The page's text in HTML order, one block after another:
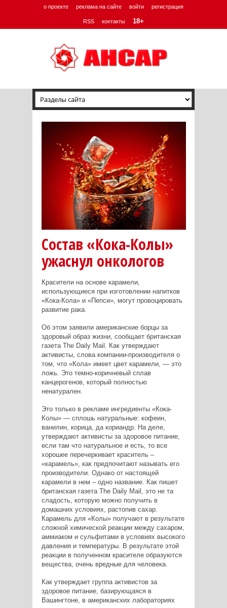
о проекте реклама на сайте войти регистрация
RSS контакты 18+
Состав «Кока-Колы»
ужаснул онкологов
Красители на основе карамели,
использующиеся при изготовлении напитков
«Кока-Кола» и «Пепси», могут провоцировать
развитие рака.
Об этом заявили американские борцы за
здоровый образ жизни, сообщает британская
газета The Daily Mail. Как утверждают
активисты, слова компании-производителя о
том, что «Кола» имеет цвет карамели, — это
ложь. Это темно-коричневый сплав
канцерогенов, который полностью
ненатурален.
Это только в рекламе ингредиенты «Кока-
Колы» — сплошь натуральные: кофеин,
ванилин, корица, да кориандр. На деле,
утверждают активисты за здоровое питание,
если там что натуральное и есть, то все
хорошее перечеркивает краситель –
«карамель», как предпочитают называть его
производители. Однако от настоящей
карамели в нем – одно название. Как пишет
британская газета The Daily Mail, это не та
сладость, которую можно получить в
домашних условиях, растопив сахар.
Карамель для «Колы» получают в результате
сложной химической реакции между сахаром,
аммиаком и сульфитами в условиях высокого
давления и температуры. В результате этой
реакции в полученном красителе образуются
вещества, очень вредные для человека.
Как утверждает группа активистов за
здоровое питание, базирующаяся в
Вашингтоне, в американских лабораториях